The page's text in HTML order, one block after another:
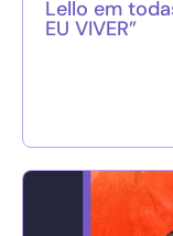
Lello em
EU VIVER”